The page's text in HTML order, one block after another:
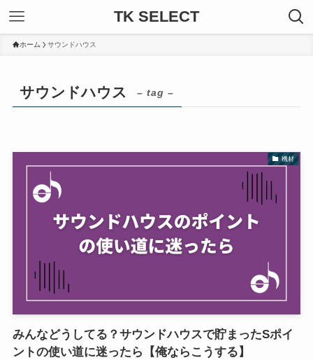
TK SELECT
ホーム サウンドハウス
サウンドハウス – tag –
機材
みんなどうしてる？サウンドハウスで貯まったSポイ
ントの使い道に迷ったら【俺ならこうする】